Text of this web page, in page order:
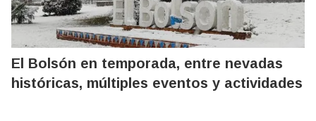
El Bolsón en temporada, entre nevadas
históricas, múltiples eventos y actividades